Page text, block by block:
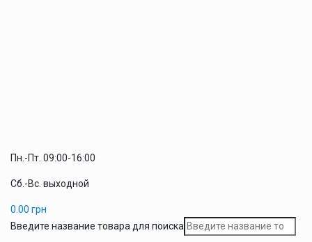
Пн.-Пт. 09:00-16:00
Сб.-Вс. выходной
0.00 грн
Введите название товара для поиска